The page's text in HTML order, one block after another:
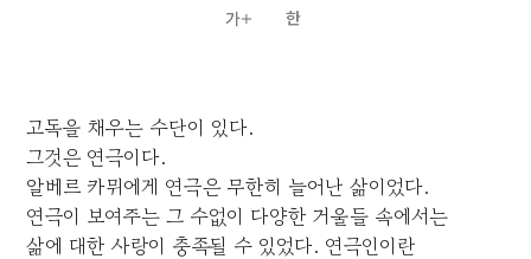
고독을 채우는 수단이 있다.
그것은 연극이다.
알베르 카뮈에게 연극은 무한히 늘어난 삶이었다.
연극이 보여주는 그 수없이 다양한 거울들 속에서는
삶에 대한 사랑이 충족될 수 있었다. 연극인이란